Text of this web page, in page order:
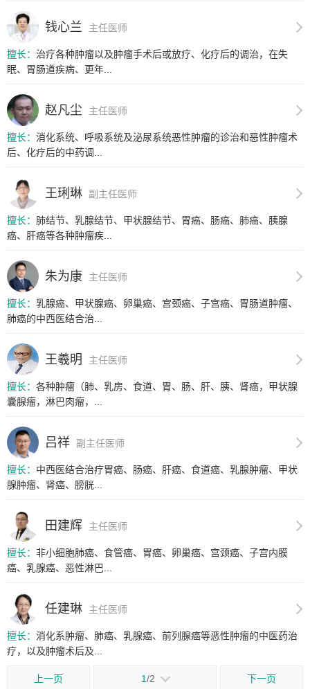
钱心兰 主任医师
擅长： 治疗各种肿瘤以及肿瘤手术后或放疗、化疗后的调治，在失
眠、胃肠道疾病、更年...
赵凡尘 主任医师
擅长： 消化系统、呼吸系统及泌尿系统恶性肿瘤的诊治和恶性肿瘤术
后、化疗后的中药调...
王琍琳 副主任医师
擅长： 肺结节、乳腺结节、甲状腺结节、胃癌、肠癌、肺癌、胰腺
癌、肝癌等各种肿瘤疾...
朱为康 主任医师
擅长： 乳腺癌、甲状腺癌、卵巢癌、宫颈癌、子宫癌、胃肠道肿瘤、
肺癌的中西医结合治...
王羲明 主任医师
擅长： 各种肿瘤（肺、乳房、食道、胃、肠、肝、胰、肾癌，甲状腺
囊腺瘤，淋巴肉瘤，...
吕祥 副主任医师
擅长： 中西医结合治疗胃癌、肠癌、肝癌、食道癌、乳腺肿瘤、甲状
腺肿瘤、肾癌、膀胱...
田建辉 主任医师
擅长： 非小细胞肺癌、食管癌、胃癌、卵巢癌、宫颈癌、子宫内膜
癌、乳腺癌、恶性淋巴...
任建琳 主任医师
擅长： 消化系肿瘤、肺癌、乳腺癌、前列腺癌等恶性肿瘤的中医药治
疗，以及肿瘤术后及...
上一页 1/2 下一页